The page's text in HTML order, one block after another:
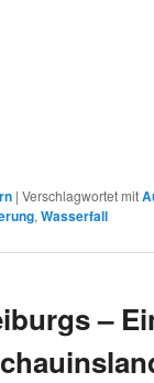
| Verschlagwortet mit
, Wasserfall
–